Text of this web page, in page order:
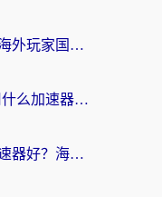
艾希国外加速器哪个好用？海外玩家国服游戏畅玩终极指南（附欧洲玩鸣潮街头篮球实测）
美国玩哈利波特·魔法觉醒用什么加速器？告别延迟的终极指南（含免费QQ炫舞方案+印尼妄想山海秘籍）
在欧洲打幻想江湖用什么加速器好？海外玩家国服游戏畅玩指南